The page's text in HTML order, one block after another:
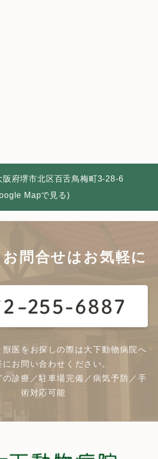
府堺市北区百舌鳥梅町3-28-6
Mapで見る)
問合せは お気軽に
獣医をお探しの際は大下動物病院へ
にお問い合わせください。
の診療／駐車場完備／病気予防／手
術対応可能